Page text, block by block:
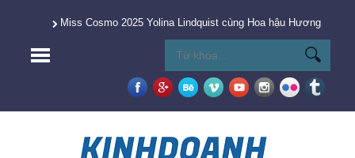
Miss Cosmo 2025 Yolina Lindquist cùng Hoa hậu Hương